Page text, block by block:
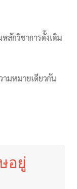
ลักวิชาการดั้งเดิม
ามหมายเดียวกัน
อยู่